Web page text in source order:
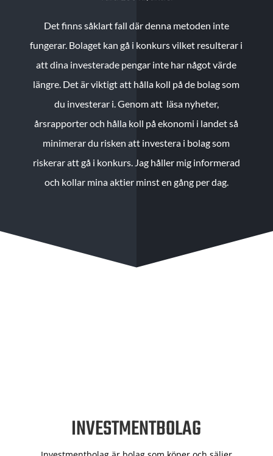
Det finns såklart fall där denna metoden inte
fungerar. Bolaget kan gå i konkurs vilket resulterar i
att dina investerade pengar inte har något värde
längre. Det är viktigt att hålla koll på de bolag som
du investerar i. Genom att läsa nyheter,
årsrapporter och hålla koll på ekonomi i landet så
minimerar du risken att investera i bolag som
riskerar att gå i konkurs. Jag håller mig informerad
och kollar mina aktier minst en gång per dag.
INVESTMENTBOLAG